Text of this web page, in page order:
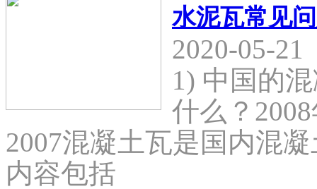
水泥瓦常见
2020-05-21
1) 中国的
什么？
2007混凝土瓦是国内混
内容包括